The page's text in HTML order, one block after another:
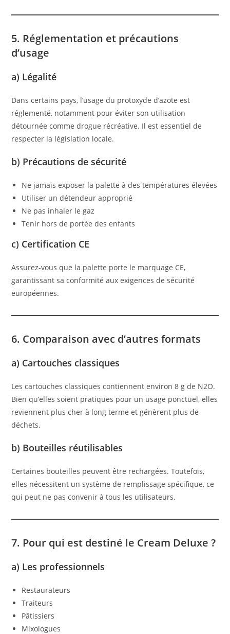
5. Réglementation et précautions
d’usage
a) Légalité
Dans certains pays, l’usage du protoxyde d’azote est
réglementé, notamment pour éviter son utilisation
détournée comme drogue récréative. Il est essentiel de
respecter la législation locale.
b) Précautions de sécurité
Ne jamais exposer la palette à des températures élevées
Utiliser un détendeur approprié
Ne pas inhaler le gaz
Tenir hors de portée des enfants
c) Certification CE
Assurez-vous que la palette porte le marquage CE,
garantissant sa conformité aux exigences de sécurité
européennes.
6. Comparaison avec d’autres formats
a) Cartouches classiques
Les cartouches classiques contiennent environ 8 g de N2O.
Bien qu’elles soient pratiques pour un usage ponctuel, elles
reviennent plus cher à long terme et génèrent plus de
déchets.
b) Bouteilles réutilisables
Certaines bouteilles peuvent être rechargées. Toutefois,
elles nécessitent un système de remplissage spécifique, ce
qui peut ne pas convenir à tous les utilisateurs.
7. Pour qui est destiné le Cream Deluxe ?
a) Les professionnels
Restaurateurs
Traiteurs
Pâtissiers
Mixologues